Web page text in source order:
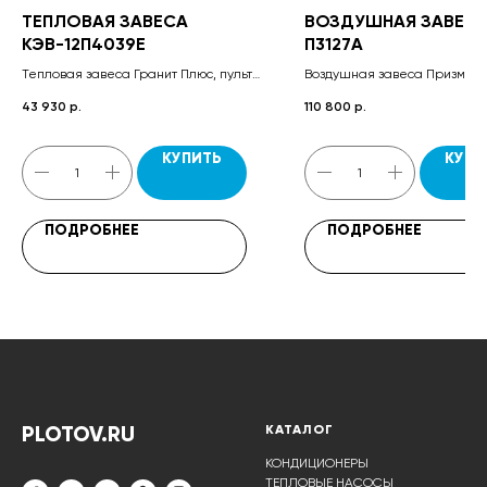
ТЕПЛОВАЯ ЗАВЕСА
КЭВ-12П4039Е
Тепловая завеса Гранит Плюс, пульт
зависимости от корпуса, комплект
43 930 р.
КУПИТЬ
ПОДРОБНЕЕ
ВОЗДУШНАЯ
П3127A
Воздушная завеса Призма-
110 800 р.
ПОДРОБНЕЕ
PLOTOV.RU КАТАЛОГ
КОНДИЦИОНЕРЫ
ТЕПЛОВЫЕ НАСОСЫ